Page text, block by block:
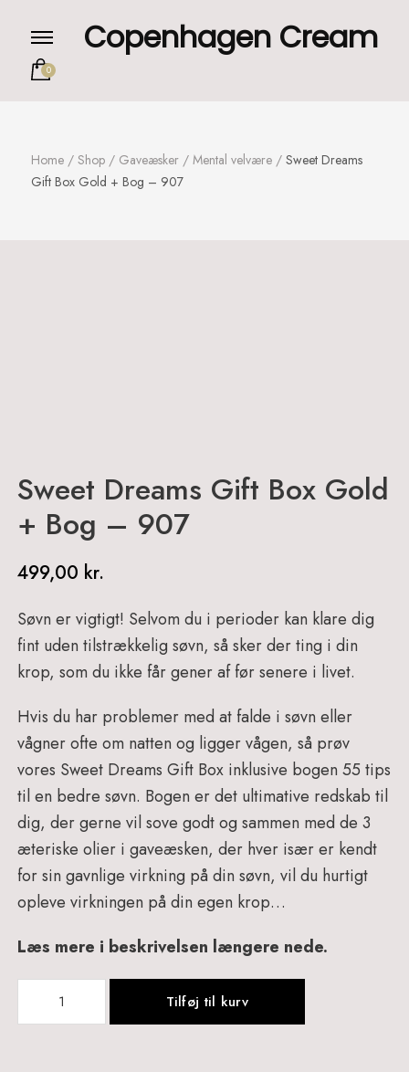
Copenhagen Cream
0
Home / Shop / Gaveæsker / Mental velvære / Sweet Dreams
Gift Box Gold + Bog – 907
Sweet Dreams Gift Box Gold
+ Bog – 907
499,00 kr.
Søvn er vigtigt! Selvom du i perioder kan klare dig
fint uden tilstrækkelig søvn, så sker der ting i din
krop, som du ikke får gener af før senere i livet.
Hvis du har problemer med at falde i søvn eller
vågner ofte om natten og ligger vågen, så prøv
vores Sweet Dreams Gift Box inklusive bogen 55 tips
til en bedre søvn. Bogen er det ultimative redskab til
dig, der gerne vil sove godt og sammen med de 3
æteriske olier i gaveæsken, der hver især er kendt
for sin gavnlige virkning på din søvn, vil du hurtigt
opleve virkningen på din egen krop…
Læs mere i beskrivelsen længere nede.
Dreams
Tilføj til kurv